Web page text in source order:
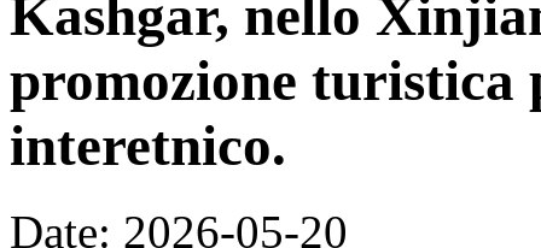
Kashgar, nello
promozione turistica
interetnico.
Date: 2026-05-20